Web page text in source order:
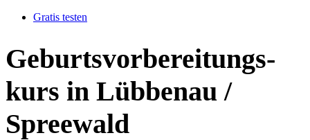
Gratis testen
Geburtsvorbereitungs­
kurs in Lübbenau /
Spreewald